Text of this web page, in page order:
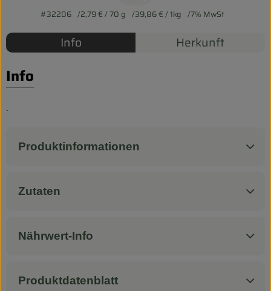
Firmenkunden
#32206 2,79 €/ 70 g 39,86 €/ 1kg 7% MwSt
Info Herkunft
Info
.
Produktinformationen
Zutaten
Nährwert-Info
Produktdatenblatt